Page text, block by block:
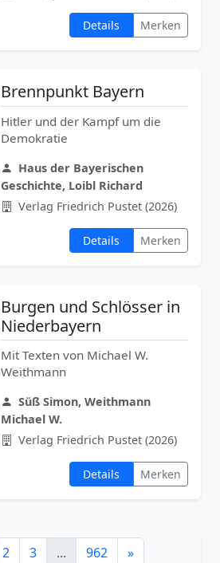
Details Merken
Brennpunkt Bayern
Hitler und der Kampf um die
Demokratie
Haus der Bayerischen
Geschichte, Loibl Richard
Verlag Friedrich Pustet (2026)
Details Merken
Burgen und Schlösser in
Niederbayern
Mit Texten von Michael W.
Weithmann
Süß Simon, Weithmann
Michael W.
Verlag Friedrich Pustet (2026)
Details Merken
2 3 ... 962 »